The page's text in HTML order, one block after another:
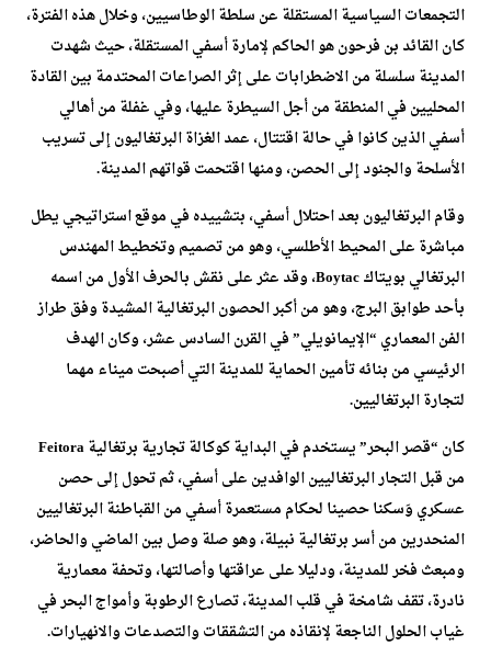
التجمعات السياسية المستقلة عن سلطة الوطاسيين، وخلال هذه الفترة،
كان القائد بن فرحون هو الحاكم لإمارة أسفي المستقلة، حيث شهدت
المدينة سلسلة من الاضطرابات على إثر الصراعات المحتدمة بين القادة
المحليين في المنطقة من أجل السيطرة عليها، وفي غفلة من أهالي
أسفي الذين كانوا في حالة اقتتال، عمد الغزاة البرتغاليون إلى تسريب
الأسلحة والجنود إلى الحصن، ومنها اقتحمت قواتهم المدينة.
وقام البرتغاليون بعد احتلال أسفي، بتشييده في موقع استراتيجي يطل
مباشرة على المحيط الأطلسي، وهو من تصميم وتخطيط المهندس
البرتغالي بويتاك Boytac، وقد عثر على نقش بالحرف الأول من اسمه
بأحد طوابق البرج، وهو من أكبر الحصون البرتغالية المشيدة وفق طراز
الفن المعماري “الإيمانويلي” في القرن السادس عشر، وكان الهدف
الرئيسي من بنائه تأمين الحماية للمدينة التي أصبحت ميناء مهما
لتجارة البرتغاليين.
كان “قصر البحر” يستخدم في البداية كوكالة تجارية برتغالية Feitora
من قبل التجار البرتغاليين الوافدين على أسفي، ثم تحول إلى حصن
عسكري وَسكنا حصينا لحكام مستعمرة أسفي من القباطنة البرتغاليين
المنحدرين من أسر برتغالية نبيلة، وهو صلة وصل بين الماضي والحاضر،
ومبعث فخر للمدينة، ودليلا على عراقتها وأصالتها، وتحفة معمارية
نادرة، تقف شامخة في قلب المدينة، تصارع الرطوبة وأمواج البحر في
غياب الحلول الناجعة لإنقاذه من التشققات والتصدعات والانهيارات.